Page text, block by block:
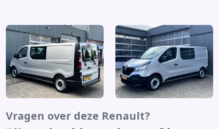
Bestuurdersstoel in hoogte verstelbaar
Bluetooth telefoonvoorbereiding
Boordcomputer
Brake Assist System
Buitenspiegels elektrisch verstelbaar
Buitenspiegels verwarmbaar
Centrale deurvergrendeling met afstandsbediening
Vragen over deze Renault?